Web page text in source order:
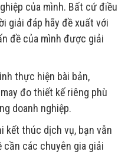
của mình. Bất cứ điều
giải đáp hãy đề xuất với
đề của mình được giải
thực hiện bài bản,
đo thiết kế riêng phù
doanh nghiệp.
kết thúc dịch vụ, bạn vẫn
các chuyên gia giải